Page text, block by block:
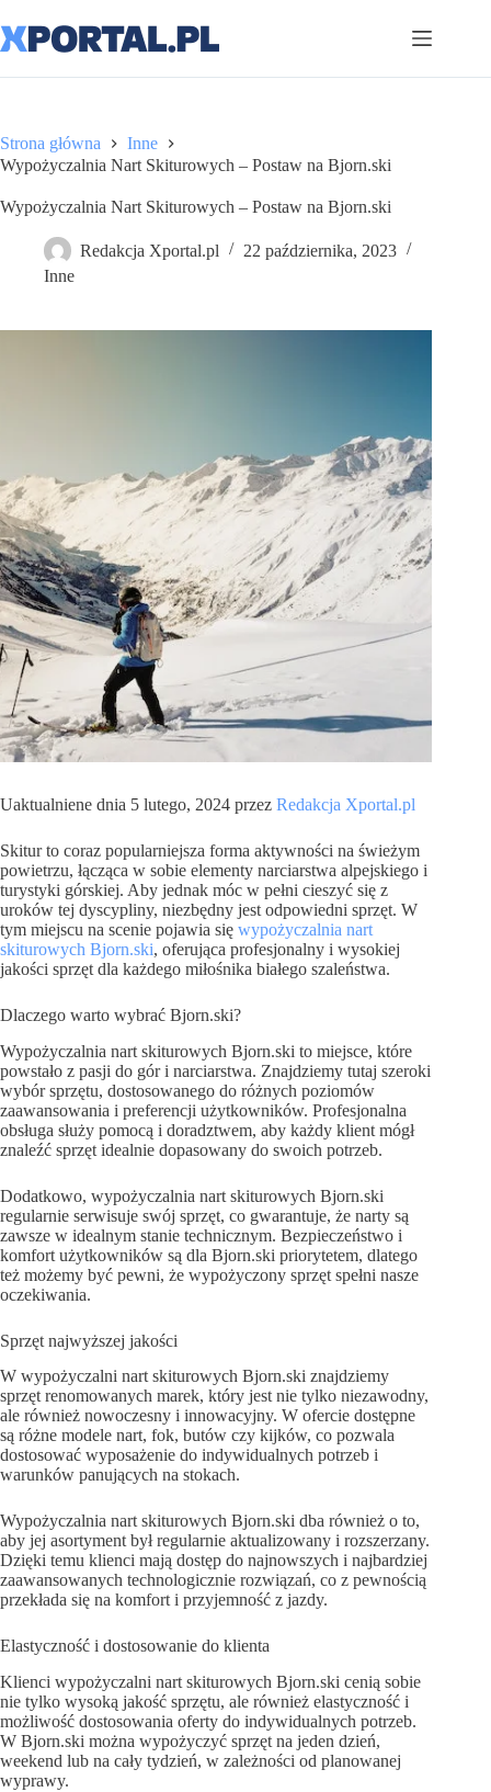
do
treści
Strona główna
Inne
Wypożyczalnia Nart Skiturowych – Postaw na Bjorn.ski
Wypożyczalnia Nart Skiturowych – Postaw na Bjorn.ski
Redakcja Xportal.pl
22 października, 2023
Inne
Uaktualniene dnia 5 lutego, 2024 przez Redakcja Xportal.pl
Skitur to coraz popularniejsza forma aktywności na świeżym
powietrzu, łącząca w sobie elementy narciarstwa alpejskiego i
turystyki górskiej. Aby jednak móc w pełni cieszyć się z
uroków tej dyscypliny, niezbędny jest odpowiedni sprzęt. W
tym miejscu na scenie pojawia się wypożyczalnia nart
skiturowych Bjorn.ski, oferująca profesjonalny i wysokiej
jakości sprzęt dla każdego miłośnika białego szaleństwa.
Dlaczego warto wybrać Bjorn.ski?
Wypożyczalnia nart skiturowych Bjorn.ski to miejsce, które
powstało z pasji do gór i narciarstwa. Znajdziemy tutaj szeroki
wybór sprzętu, dostosowanego do różnych poziomów
zaawansowania i preferencji użytkowników. Profesjonalna
obsługa służy pomocą i doradztwem, aby każdy klient mógł
znaleźć sprzęt idealnie dopasowany do swoich potrzeb.
Dodatkowo, wypożyczalnia nart skiturowych Bjorn.ski
regularnie serwisuje swój sprzęt, co gwarantuje, że narty są
zawsze w idealnym stanie technicznym. Bezpieczeństwo i
komfort użytkowników są dla Bjorn.ski priorytetem, dlatego
też możemy być pewni, że wypożyczony sprzęt spełni nasze
oczekiwania.
Sprzęt najwyższej jakości
W wypożyczalni nart skiturowych Bjorn.ski znajdziemy
sprzęt renomowanych marek, który jest nie tylko niezawodny,
ale również nowoczesny i innowacyjny. W ofercie dostępne
są różne modele nart, fok, butów czy kijków, co pozwala
dostosować wyposażenie do indywidualnych potrzeb i
warunków panujących na stokach.
Wypożyczalnia nart skiturowych Bjorn.ski dba również o to,
aby jej asortyment był regularnie aktualizowany i rozszerzany.
Dzięki temu klienci mają dostęp do najnowszych i najbardziej
zaawansowanych technologicznie rozwiązań, co z pewnością
przekłada się na komfort i przyjemność z jazdy.
Elastyczność i dostosowanie do klienta
Klienci wypożyczalni nart skiturowych Bjorn.ski cenią sobie
nie tylko wysoką jakość sprzętu, ale również elastyczność i
możliwość dostosowania oferty do indywidualnych potrzeb.
W Bjorn.ski można wypożyczyć sprzęt na jeden dzień,
weekend lub na cały tydzień, w zależności od planowanej
wyprawy.